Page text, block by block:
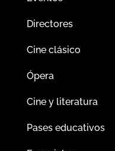
Directores
Cine clásico
Ópera
Cine y literatura
Pases educativos